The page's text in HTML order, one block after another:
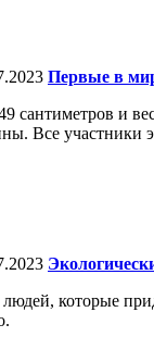
Первые в
сантиметров и
Все участники
которые